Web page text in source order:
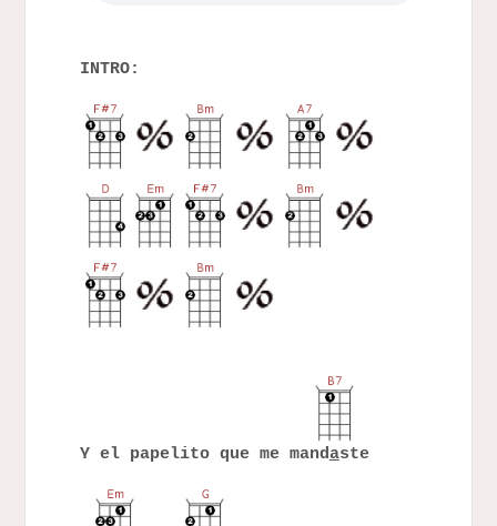
INTRO:
Y el papelito que me mandaste